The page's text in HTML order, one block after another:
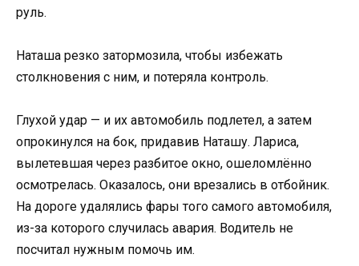
руль.
Наташа резко затормозила, чтобы избежать
столкновения с ним, и потеряла контроль.
Глухой удар — и их автомобиль подлетел, а затем
опрокинулся на бок, придавив Наташу. Лариса,
вылетевшая через разбитое окно, ошеломлённо
осмотрелась. Оказалось, они врезались в отбойник.
На дороге удалялись фары того самого автомобиля,
из-за которого случилась авария. Водитель не
посчитал нужным помочь им.